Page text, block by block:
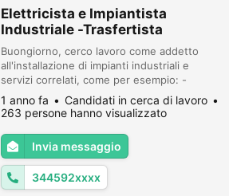
Elettricista e Impiantista
Industriale -Trasfertista
Buongiorno, cerco lavoro come addetto
all'installazione di impianti industriali e
servizi correlati, come per esempio: -
Installazione di impianti di automazione
industriale e cablaggio (cable pulling); -
Montaggi meccanici ed assemblaggio -
Lavori ausiliari e complementari Esperienza
come: -elettricista, svolgendo attività sia
nel settore residenziale che in...
1 anno fa
Candidati in cerca di lavoro
263 persone hanno visualizzato
Invia messaggio
344592xxxx